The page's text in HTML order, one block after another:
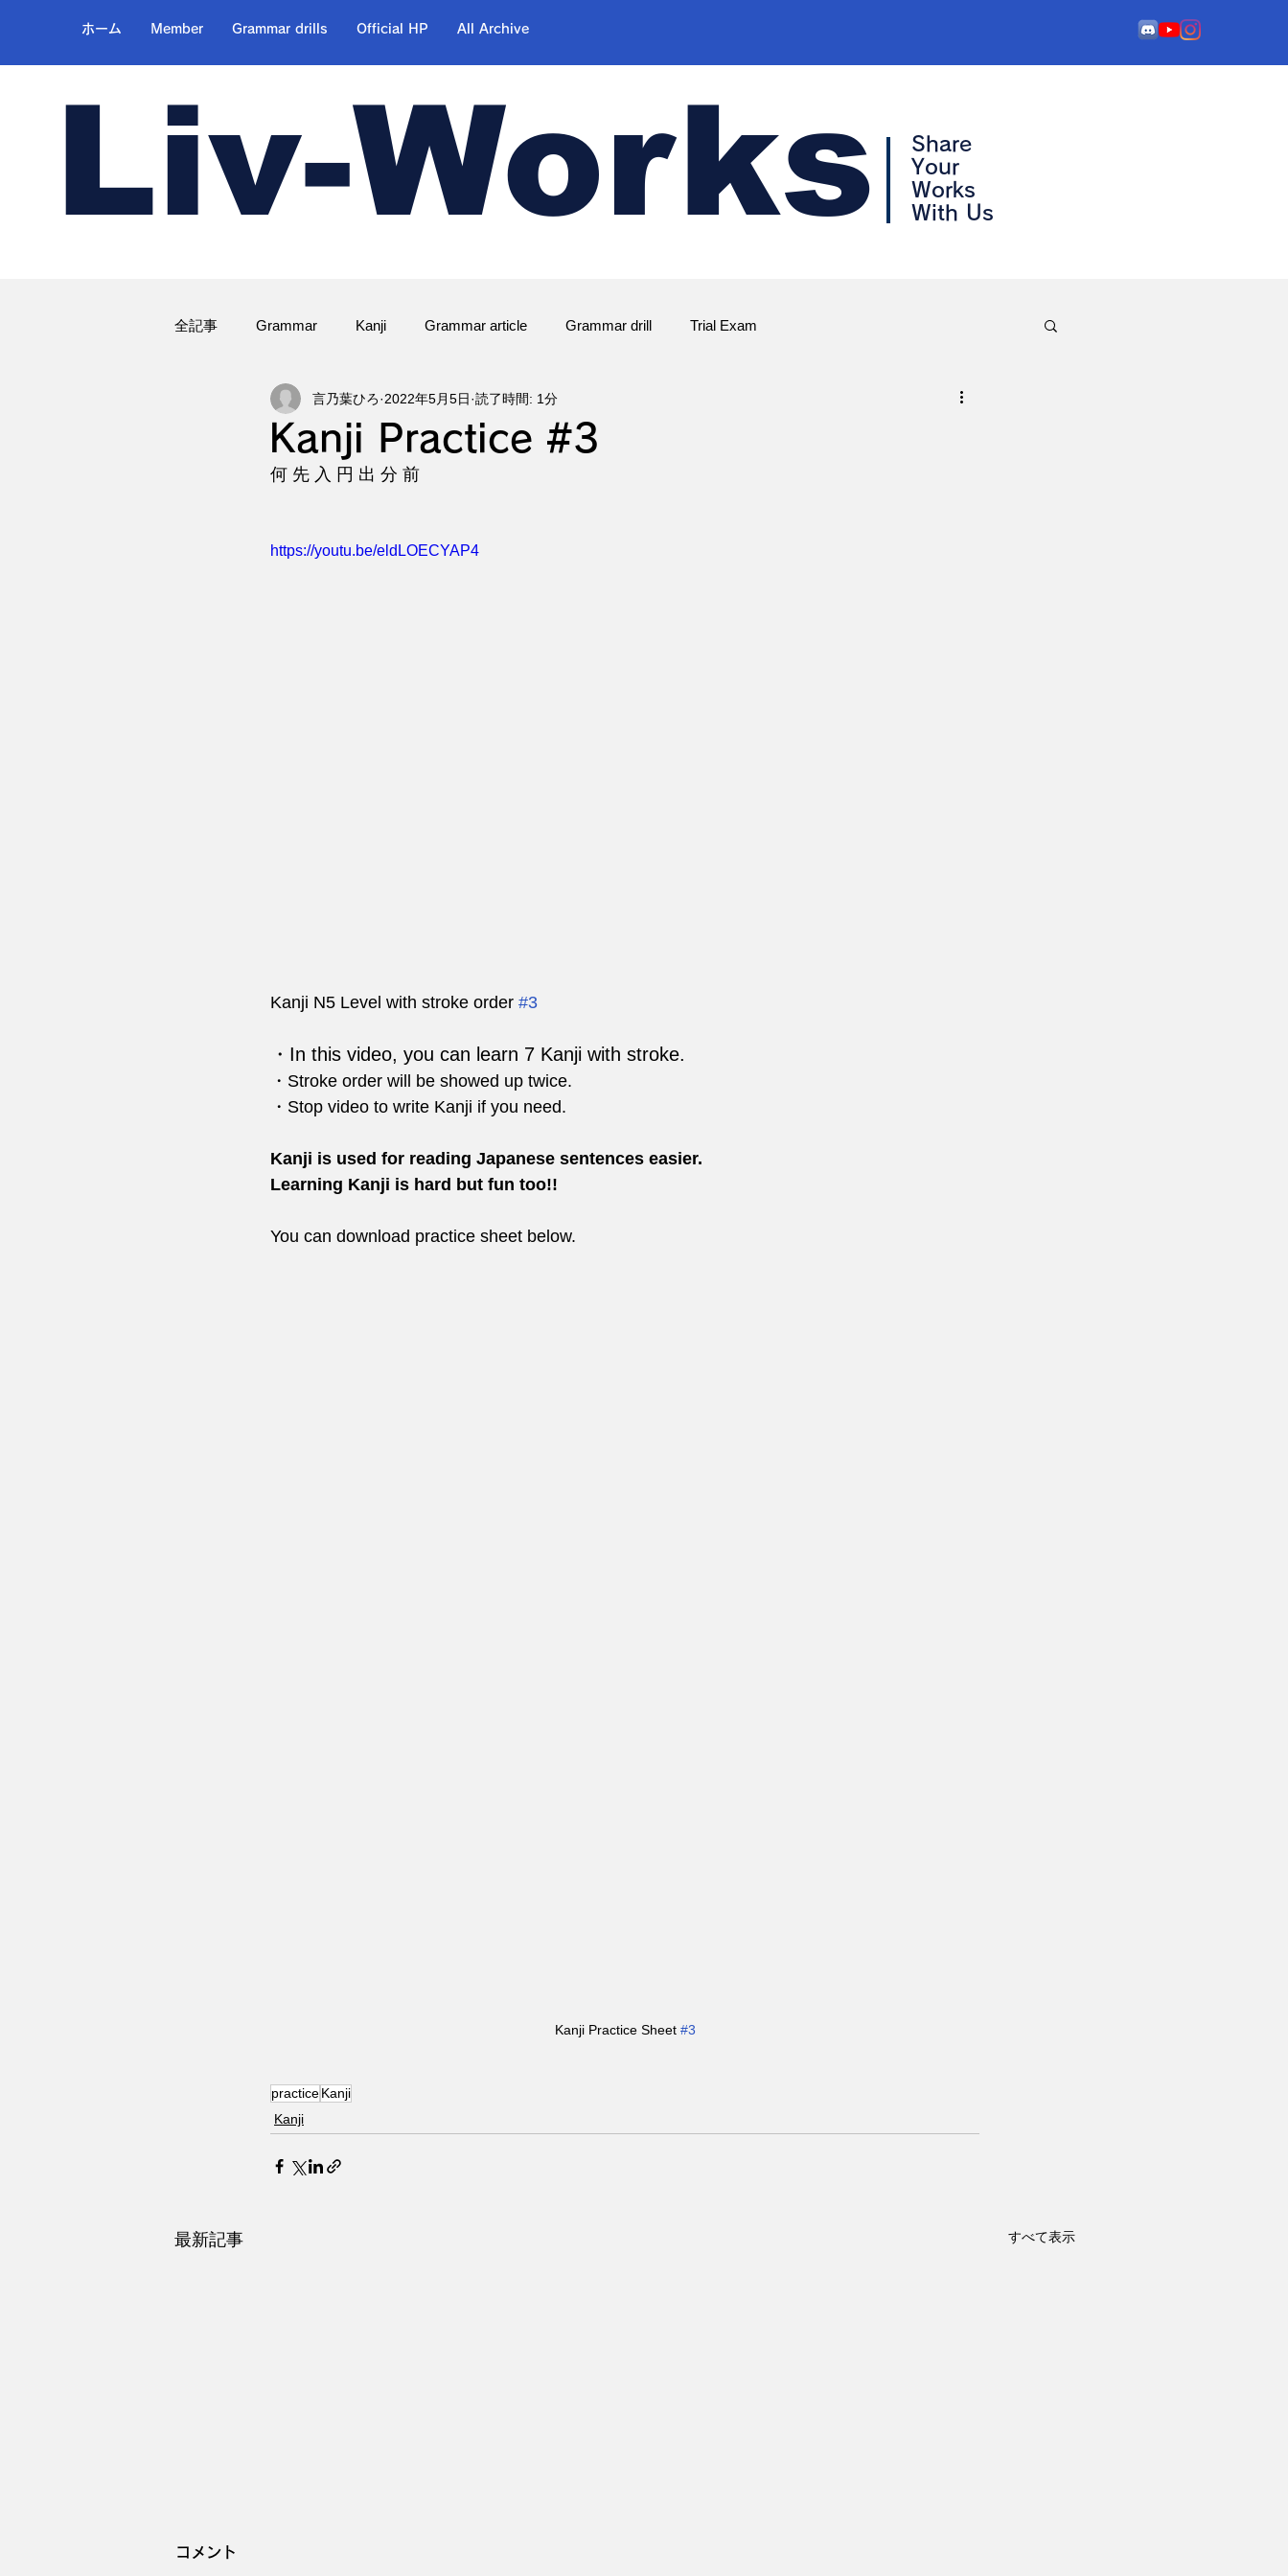
ホーム Member Grammar drills Official HP All Archive
Liv-Works
Share
Your
Works
With Us
全記事 Grammar Kanji Grammar article Grammar drill Trial Exam
Kanji Practice #3
言乃葉ひろ 2022年5月5日 読了時間: 1分
何 先 入 円 出 分 前
https://youtu.be/eldLOECYAP4
Kanji N5 Level with stroke order #3
・In this video, you can learn 7 Kanji with stroke.
・Stroke order will be showed up twice.
・Stop video to write Kanji if you need.
Kanji is used for reading Japanese sentences easier.
Learning Kanji is hard but fun too!!
You can download practice sheet below.
Kanji Practice Sheet #3
practiceKanji
Kanji
最新記事 すべて表示
コメント